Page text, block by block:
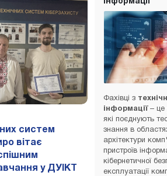
систем
вітає
у ДУІКТ
Фахівці з
інформації– це
які поєднують
знання в
архітектури
пристроїв
кібернетичної
експлуатації